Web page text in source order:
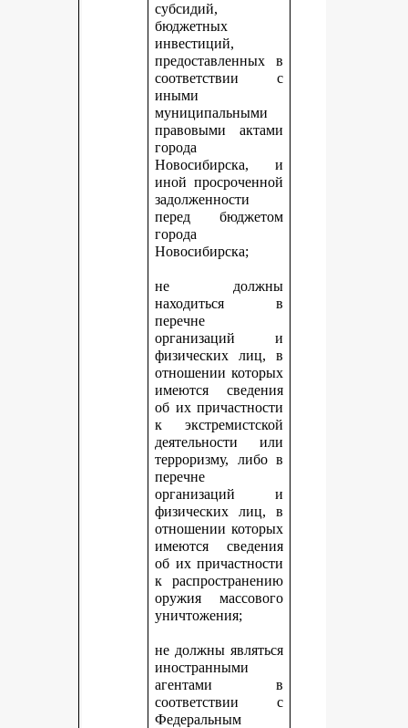
субсидий,
бюджетных
инвестиций,
предоставленных в
соответствии с
иными
муниципальными
правовыми актами
города
Новосибирска, и
иной просроченной
задолженности
перед бюджетом
города
Новосибирска;
не должны
находиться в
перечне
организаций и
физических лиц, в
отношении которых
имеются сведения
об их причастности
к экстремистской
деятельности или
терроризму, либо в
перечне
организаций и
физических лиц, в
отношении которых
имеются сведения
об их причастности
к распространению
оружия массового
уничтожения;
не должны являться
иностранными
агентами в
соответствии с
Федеральным